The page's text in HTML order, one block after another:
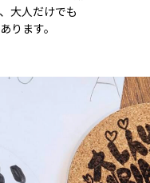
大人だけでも
ります。